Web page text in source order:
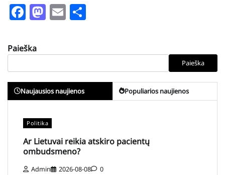
Facebook
Mastodon
Email
Paieška
Paieška
Naujausios naujienos Populiarios naujienos
Politika
Ar Lietuvai reikia atskiro pacientų
ombudsmeno?
Admin 2026-08-08 0